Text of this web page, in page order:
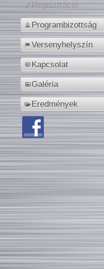
Regisztráció
Programbizottság
Versenyhelyszín
Kapcsolat
Galéria
Eredmények